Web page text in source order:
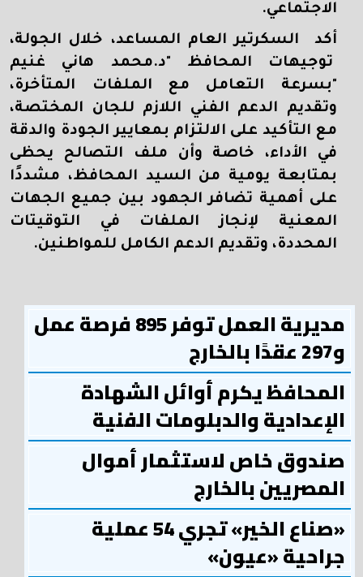
الاجتماعي.
أكد السكرتير العام المساعد، خلال الجولة،
توجيهات المحافظ "د.محمد هاني غنيم
"بسرعة التعامل مع الملفات المتأخرة،
وتقديم الدعم الفني اللازم للجان المختصة،
مع التأكيد على الالتزام بمعايير الجودة والدقة
في الأداء، خاصة وأن ملف التصالح يحظى
بمتابعة يومية من السيد المحافظ، مشددًا
على أهمية تضافر الجهود بين جميع الجهات
المعنية لإنجاز الملفات في التوقيتات
المحددة، وتقديم الدعم الكامل للمواطنين.
مديرية العمل توفر 895 فرصة عمل
و297 عقدًا بالخارج
المحافظ يكرم أوائل الشهادة
الإعدادية والدبلومات الفنية
صندوق خاص لاستثمار أموال
المصريين بالخارج
«صناع الخير» تجري 54 عملية
جراحية «عيون»